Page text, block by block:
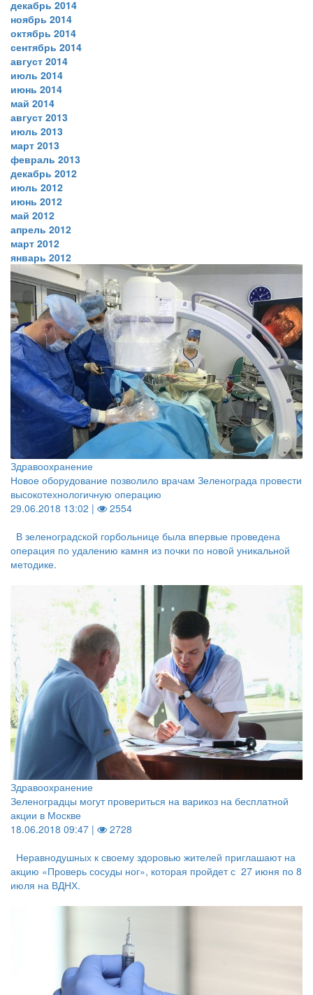
декабрь 2014
ноябрь 2014
октябрь 2014
сентябрь 2014
август 2014
июль 2014
июнь 2014
май 2014
август 2013
июль 2013
март 2013
февраль 2013
декабрь 2012
июль 2012
июнь 2012
май 2012
апрель 2012
март 2012
январь 2012
Здравоохранение
Новое оборудование позволило врачам Зеленограда провести
высокотехнологичную операцию
29.06.2018 13:02 |
2554
В зеленоградской горбольнице была впервые проведена
операция по удалению камня из почки по новой уникальной
методике.
Здравоохранение
Зеленоградцы могут провериться на варикоз на бесплатной
акции в Москве
18.06.2018 09:47 |
2728
Неравнодушных к своему здоровью жителей приглашают на
акцию «Проверь сосуды ног», которая пройдет с 27 июня по 8
июля на ВДНХ.